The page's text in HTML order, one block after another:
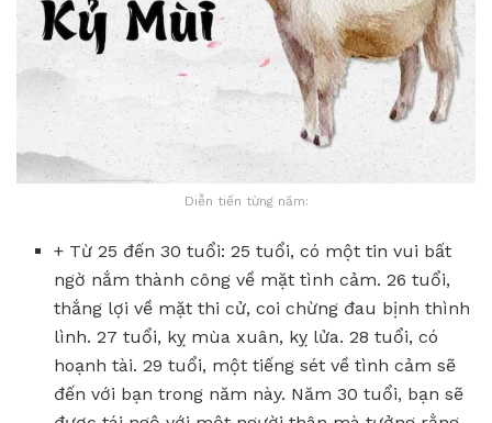
Diễn tiến từng năm:
+ Từ 25 đến 30 tuổi: 25 tuổi, có một tin vui bất
ngờ nắm thành công về mặt tình cảm. 26 tuổi,
thắng lợi về mặt thi cử, coi chừng đau bịnh thình
lình. 27 tuổi, kỵ mùa xuân, kỵ lửa. 28 tuổi, có
hoạnh tài. 29 tuổi, một tiếng sét về tình cảm sẽ
đến với bạn trong năm này. Năm 30 tuổi, bạn sẽ